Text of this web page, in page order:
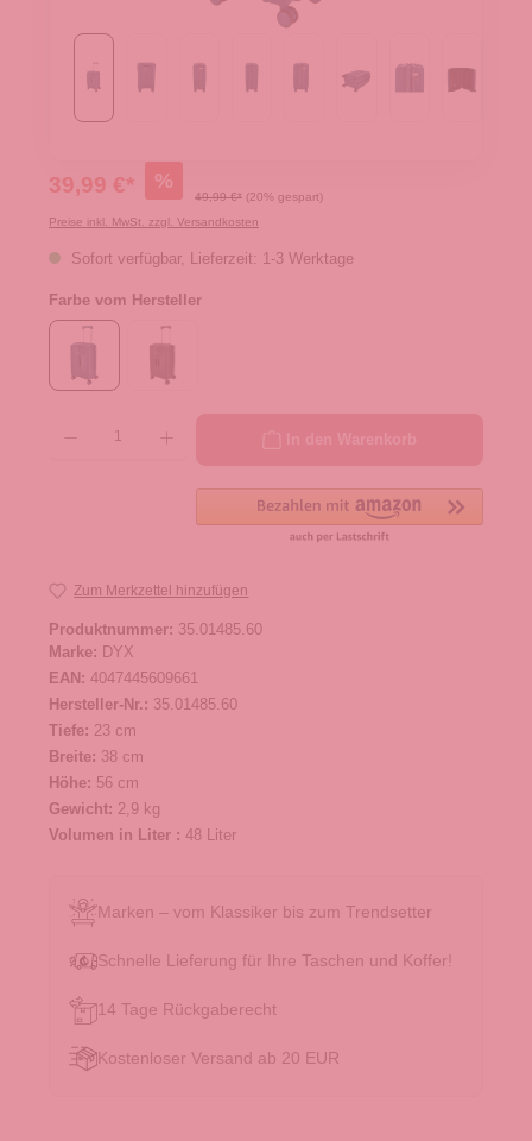
39,99 €* %
49,99 €* (20% gespart)
Preise inkl. MwSt. zzgl. Versandkosten
Sofort verfügbar, Lieferzeit: 1-3 Werktage
Farbe vom Hersteller
Zum Merkzettel hinzufügen
Produktnummer: 35.01485.60
Marke: DYX
EAN: 4047445609661
Hersteller-Nr.: 35.01485.60
Tiefe: 23 cm
Breite: 38 cm
Höhe: 56 cm
Gewicht: 2,9 kg
Volumen in Liter : 48 Liter
Marken – vom Klassiker bis zum Trendsetter
Schnelle Lieferung für Ihre Taschen und Koffer!
14 Tage Rückgaberecht
Kostenloser Versand ab 20 EUR